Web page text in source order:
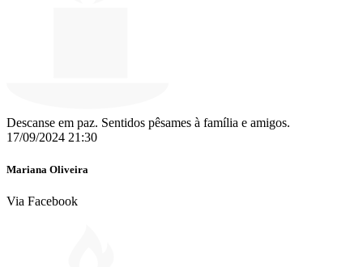
Descanse em paz. Sentidos pêsames à família e amigos.
17/09/2024 21:30
Mariana Oliveira
Via Facebook